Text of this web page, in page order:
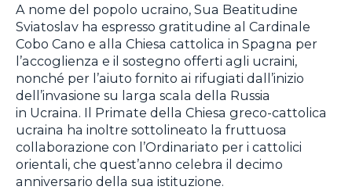
A nome del popolo ucraino, Sua Beatitudine
Sviatoslav ha espresso gratitudine al Cardinale
Cobo Cano e alla Chiesa cattolica in Spagna per
l’accoglienza e il sostegno offerti agli ucraini,
nonché per l’aiuto fornito ai rifugiati dall’inizio
dell’invasione su larga scala della Russia
in Ucraina. Il Primate della Chiesa greco-cattolica
ucraina ha inoltre sottolineato la fruttuosa
collaborazione con l’Ordinariato per i cattolici
orientali, che quest’anno celebra il decimo
anniversario della sua istituzione.